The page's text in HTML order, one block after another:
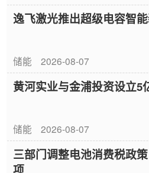
逸飞激光推出超级电容智
储能 2026-08-07
黄河实业与金浦投资设立5
储能 2026-08-07
三部门调整电池消费税政
项